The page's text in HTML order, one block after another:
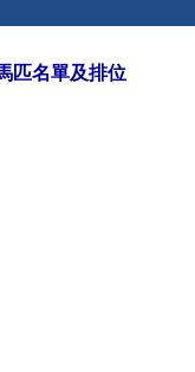
匹名單及排位